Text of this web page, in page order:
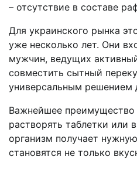
– отсутствие в составе
Для украинского рынка
уже несколько лет. Они
мужчин, ведущих
совместить сытный
универсальным решением
Важнейшее преимущество
растворять таблетки или
организм получает
становятся не только